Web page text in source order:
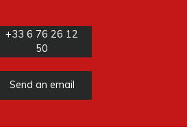
+33 6 76 26 12
50
Send an email